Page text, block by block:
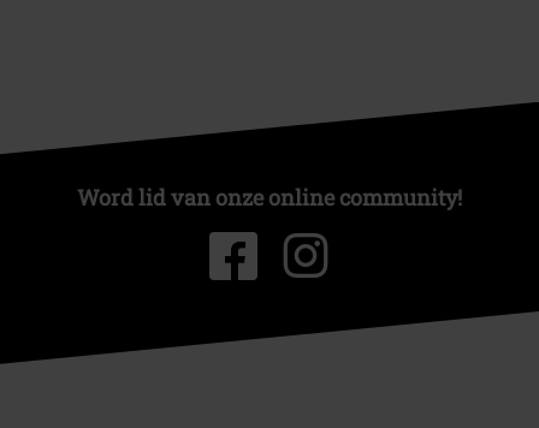
Word lid van onze online community!